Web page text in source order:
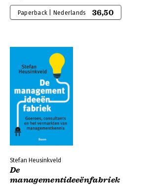
Paperback | Nederlands 36,50
Stefan Heusinkveld
De
managementideeënfabriek